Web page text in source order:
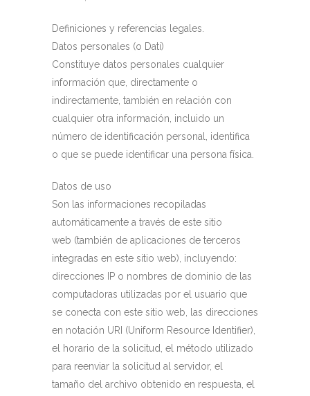
Definiciones y referencias legales.
Datos personales (o Dati)
Constituye datos personales cualquier
información que, directamente o
indirectamente, también en relación con
cualquier otra información, incluido un
número de identificación personal, identifica
o que se puede identificar una persona física.
Datos de uso
Son las informaciones recopiladas
automáticamente a través de este sitio
web (también de aplicaciones de terceros
integradas en este sitio web), incluyendo:
direcciones IP o nombres de dominio de las
computadoras utilizadas por el usuario que
se conecta con este sitio web, las direcciones
en notación URI (Uniform Resource Identifier),
el horario de la solicitud, el método utilizado
para reenviar la solicitud al servidor, el
tamaño del archivo obtenido en respuesta, el